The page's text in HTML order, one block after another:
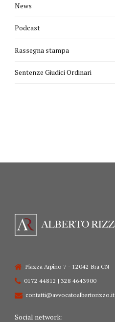
News
Podcast
Rassegna stampa
Sentenze Giudici Ordinari
Piazza Arpino 7 - 12042 Bra CN
0172 44812 | 328 4643900
contatti@avvocatoalbertorizzo.it
Social network: